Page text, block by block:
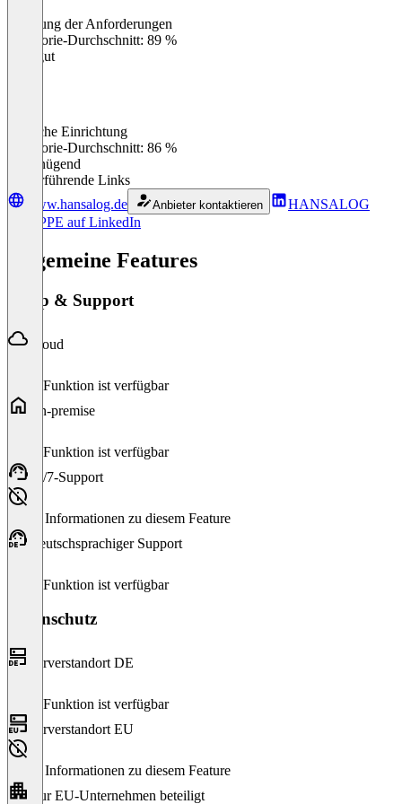
Erfüllung der Anforderungen
Kategorie-Durchschnitt: 89 %
Sehr gut
Einfache Einrichtung
Kategorie-Durchschnitt: 86 %
Ungenügend
Weiterführende Links
www.hansalog.de
Anbieter kontaktieren
HANSALOG
GRUPPE auf LinkedIn
Allgemeine Features
Setup & Support
Cloud
Diese Funktion ist verfügbar
On-premise
Diese Funktion ist verfügbar
24/7-Support
Keine Informationen zu diesem Feature
Deutschsprachiger Support
Diese Funktion ist verfügbar
Datenschutz
Serverstandort DE
Diese Funktion ist verfügbar
Serverstandort EU
Keine Informationen zu diesem Feature
Nur EU-Unternehmen beteiligt